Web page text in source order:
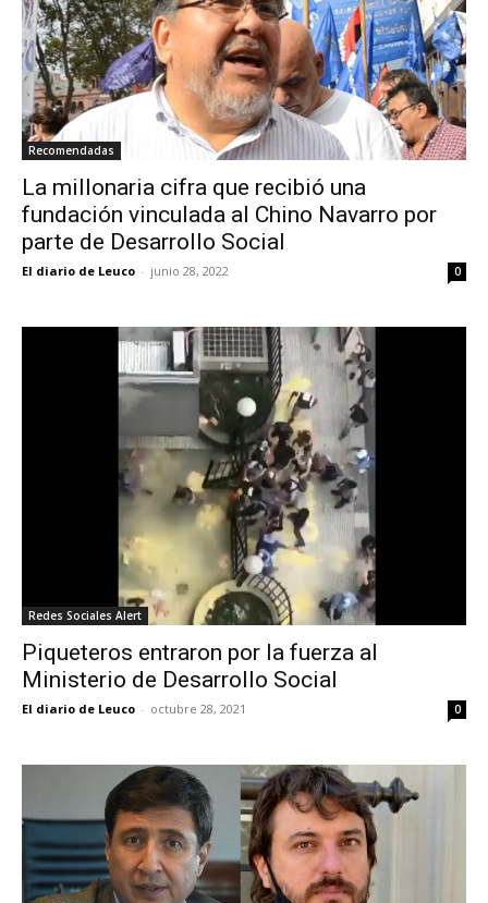
Recomendadas
La millonaria cifra que recibió una
fundación vinculada al Chino Navarro por
parte de Desarrollo Social
El diario de Leuco - junio 28, 2022 0
Redes Sociales Alert
Piqueteros entraron por la fuerza al
Ministerio de Desarrollo Social
El diario de Leuco - octubre 28, 2021 0